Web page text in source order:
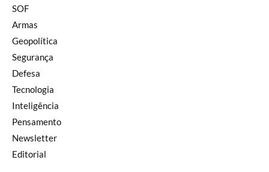
SOF
Armas
Geopolítica
Segurança
Defesa
Tecnologia
Inteligência
Pensamento
Newsletter
Editorial